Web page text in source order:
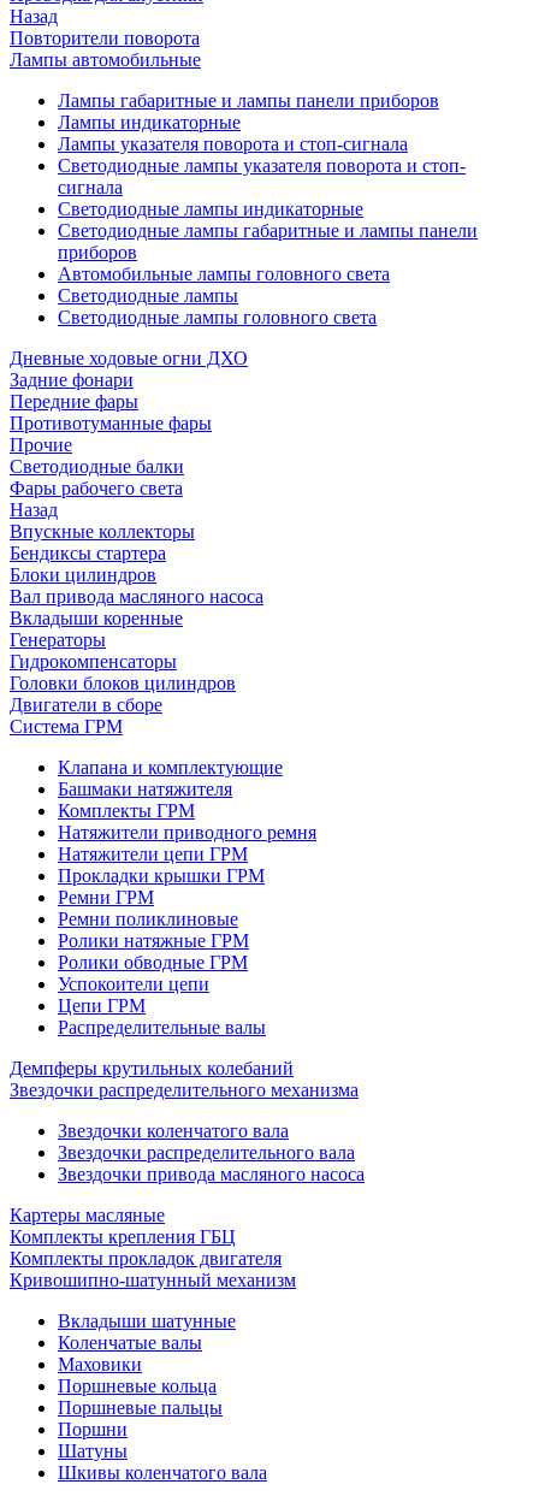
Назад
Повторители поворота
Лампы автомобильные
Лампы габаритные и лампы панели приборов
Лампы индикаторные
Лампы указателя поворота и стоп-сигнала
Светодиодные лампы указателя поворота и стоп-
сигнала
Светодиодные лампы индикаторные
Светодиодные лампы габаритные и лампы панели
приборов
Автомобильные лампы головного света
Светодиодные лампы
Светодиодные лампы головного света
Дневные ходовые огни ДХО
Задние фонари
Передние фары
Противотуманные фары
Прочие
Светодиодные балки
Фары рабочего света
Назад
Впускные коллекторы
Бендиксы стартера
Блоки цилиндров
Вал привода масляного насоса
Вкладыши коренные
Генераторы
Гидрокомпенсаторы
Головки блоков цилиндров
Двигатели в сборе
Система ГРМ
Клапана и комплектующие
Башмаки натяжителя
Комплекты ГРМ
Натяжители приводного ремня
Натяжители цепи ГРМ
Прокладки крышки ГРМ
Ремни ГРМ
Ремни поликлиновые
Ролики натяжные ГРМ
Ролики обводные ГРМ
Успокоители цепи
Цепи ГРМ
Распределительные валы
Демпферы крутильных колебаний
Звездочки распределительного механизма
Звездочки коленчатого вала
Звездочки распределительного вала
Звездочки привода масляного насоса
Картеры масляные
Комплекты крепления ГБЦ
Комплекты прокладок двигателя
Кривошипно-шатунный механизм
Вкладыши шатунные
Коленчатые валы
Маховики
Поршневые кольца
Поршневые пальцы
Поршни
Шатуны
Шкивы коленчатого вала